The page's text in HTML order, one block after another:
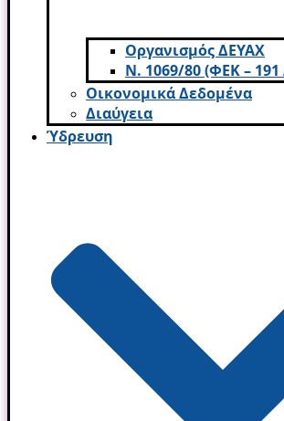
Οργανισμός ΔΕΥΑΧ
Ν. 1069/80 (ΦΕΚ – 191
Οικονομικά Δεδομένα
Διαύγεια
Ύδρευση